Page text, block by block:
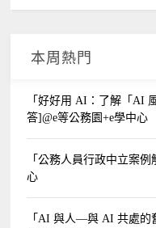
本周熱門
「好好用 AI：了解「AI
答]@e等公務園+e學中心
「公務人員行政中立案
心
「AI 與人—與 AI 共處的